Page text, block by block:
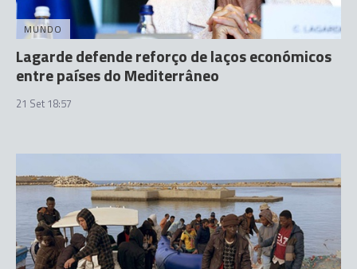
MUNDO
Lagarde defende reforço de laços económicos
entre países do Mediterrâneo
21 Set 18:57